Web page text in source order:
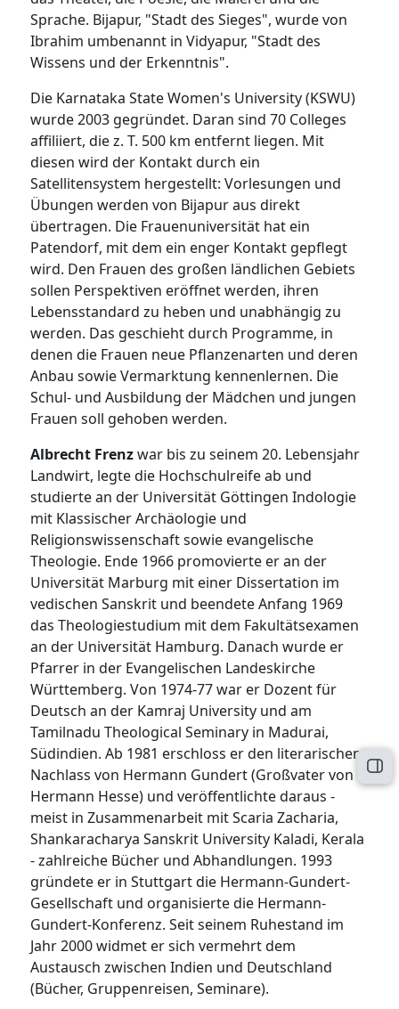
Sprache. Bijapur, "Stadt des Sieges", wurde von
Ibrahim umbenannt in Vidyapur, "Stadt des
Wissens und der Erkenntnis".
Die Karnataka State Women's University (KSWU)
wurde 2003 gegründet. Daran sind 70 Colleges
affiliiert, die z. T. 500 km entfernt liegen. Mit
diesen wird der Kontakt durch ein
Satellitensystem hergestellt: Vorlesungen und
Übungen werden von Bijapur aus direkt
übertragen. Die Frauenuniversität hat ein
Patendorf, mit dem ein enger Kontakt gepflegt
wird. Den Frauen des großen ländlichen Gebiets
sollen Perspektiven eröffnet werden, ihren
Lebensstandard zu heben und unabhängig zu
werden. Das geschieht durch Programme, in
denen die Frauen neue Pflanzenarten und deren
Anbau sowie Vermarktung kennenlernen. Die
Schul- und Ausbildung der Mädchen und jungen
Frauen soll gehoben werden.
Albrecht Frenzwar bis zu seinem 20. Lebensjahr
Landwirt, legte die Hochschulreife ab und
studierte an der Universität Göttingen Indologie
mit Klassischer Archäologie und
Religionswissenschaft sowie evangelische
Theologie. Ende 1966 promovierte er an der
Universität Marburg mit einer Dissertation im
vedischen Sanskrit und beendete Anfang 1969
das Theologiestudium mit dem Fakultätsexamen
an der Universität Hamburg. Danach wurde er
Pfarrer in der Evangelischen Landeskirche
Württemberg. Von 1974-77 war er Dozent für
Deutsch an der Kamraj University und am
Tamilnadu Theological Seminary in Madurai,
Südindien. Ab 1981 erschloss er den literarischen
Nachlass von Hermann Gundert (Großvater von
Hermann Hesse) und veröffentlichte daraus -
meist in Zusammenarbeit mit Scaria Zacharia,
Shankaracharya Sanskrit University Kaladi, Kerala
- zahlreiche Bücher und Abhandlungen. 1993
gründete er in Stuttgart die Hermann-Gundert-
Gesellschaft und organisierte die Hermann-
Gundert-Konferenz. Seit seinem Ruhestand im
Jahr 2000 widmet er sich vermehrt dem
Austausch zwischen Indien und Deutschland
(Bücher, Gruppenreisen, Seminare).